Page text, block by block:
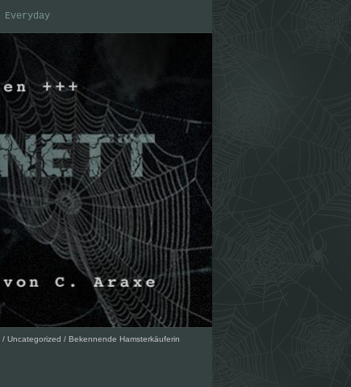
Everyday
/ Uncategorized / Bekennende Hamsterkäuferin